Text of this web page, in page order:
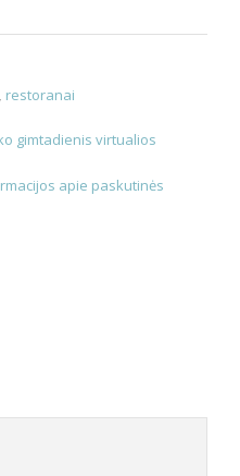
, restoranai
gimtadienis virtualios
apie paskutinės